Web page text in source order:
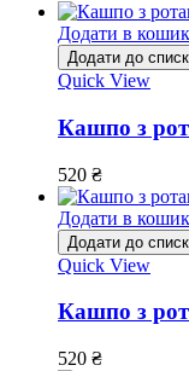
Додати в кошик
Додати до
Quick View
Кашпо з
520 ₴
Додати в кошик
Додати до
Quick View
Кашпо з
520 ₴